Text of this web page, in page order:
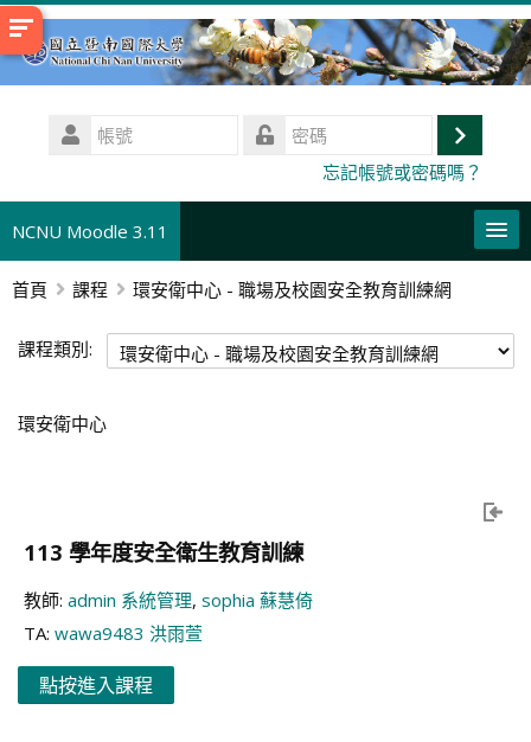
跳
至
號
登
忘記帳號或密碼嗎？
NCNU Moodle 3.11
正體中文 ‎(zh_tw)‎
搜
尋
送
首頁 課程 環安衛中心 - 職場及校園安全教育訓練網
課程類別:
環安衛中心
113 學年度安全衛生教育訓練
教師: admin 系統管理, sophia 蘇慧倚
TA: wawa9483 洪雨萱
點按進入課程